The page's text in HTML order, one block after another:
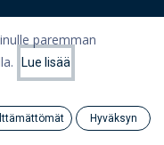
Hinta - alhaisesta
korkeimpaan
paremman
Lue lisää
Hyväksyn